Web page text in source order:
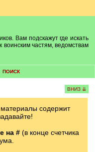
Вам подскажут где искать
воинским частям, ведомствам
ПОИСК
ВНИЗ ⇊
содержит
на # (в конце счетчика